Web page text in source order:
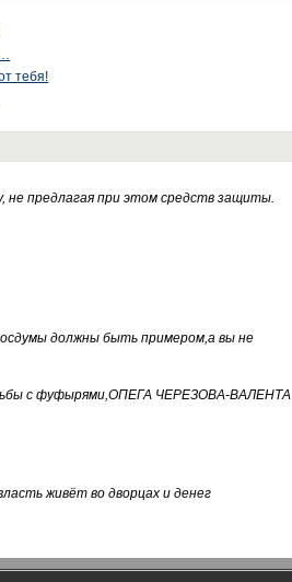
тебя!
не предлагая при этом средств защиты.
должны быть примером,а вы не
с фуфырями,ОПЕГА ЧЕРЕЗОВА-ВАЛЕНТА
живёт во дворцах и денег